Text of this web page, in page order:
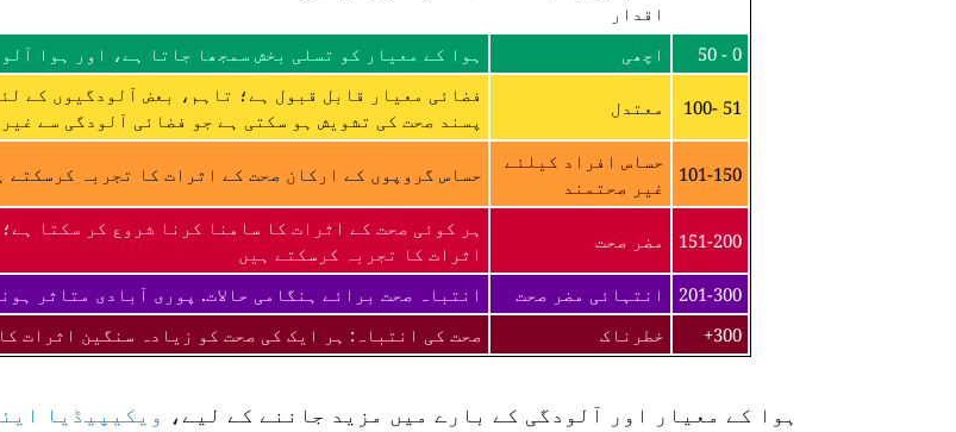
اقدار
0 - 50 اچھی ہوا کے معیار کو تسلی بخش سمجھا جاتا ہے، اور ہوا
51 -100 معتدل
فضائی معیار قابل قبول ہے؛ تاہم، بعض آلودگیوں کے
پسند صحت کی تشویش ہو سکتی ہے جو فضائی آلودگی سے
101-150
حساس افراد کیلئے
غیر صحتمند
حساس گروپوں کے ارکان صحت کے اثرات کا تجربہ
151-200 مضر صحت
ہر کوئی صحت کے اثرات کا سامنا کرنا شروع کر سکتا
اثرات کا تجربہ کرسکتے ہیں
201-300
انتہائی مضر صحت
انتباہ صحت برائے ہنگامی حالات. پوری آبادی متاثر
300+
خطرناک صحت کی انتباہ: ہر ایک کی صحت کو زیادہ سنگین اثرات
ہوا کے معیار اور آلودگی کے بارے میں مزید جاننے کے لیے، ویکیپیڈیا